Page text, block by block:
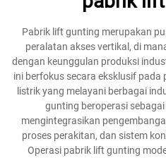
Pabrik lift gunting merupakan
peralatan akses vertikal, di
dengan keunggulan produksi
ini berfokus secara eksklusif
listrik yang melayani berbagai
gunting beroperasi
mengintegrasikan
proses perakitan, dan sistem
Operasi pabrik lift gunting